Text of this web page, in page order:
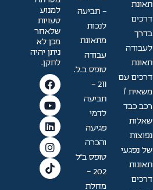
תאונת
דרכים
בדרך
לעבודה
תאונת
דרכים עם
משאית /
רכב כבד
שאלות
נפוצות
של נפגעי
תאונות
דרכים
- תביעה
לנכות
מתאונת
עבודה
טופס ב.ל.
211 -
תביעה
לדמי
פגיעה
והכרה
טופס ב"ל
202 —
מחלת
למנוע
טעויות
שלאחר
מכן לא
ניתן יהיה
לתקן.